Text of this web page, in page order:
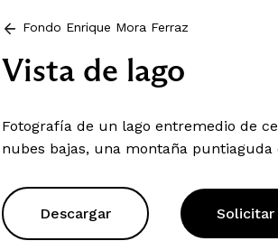
Fondo Enrique Mora Ferraz
Vista de lago
Fotografía de un lago entremedio de
nubes bajas, una montaña puntiaguda
Descargar Solicitar